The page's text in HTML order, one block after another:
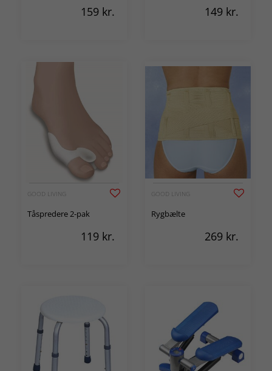
159 kr. 149 kr.
GOOD LIVING
Tåspredere 2-pak
119 kr.
GOOD LIVING
Rygbælte
269 kr.